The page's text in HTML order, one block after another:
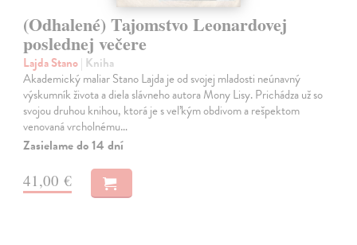
(Odhalené) Tajomstvo Leonardovej
poslednej večere
Lajda Stano| Kniha
Akademický maliar Stano Lajda je od svojej mladosti neúnavný
výskumník života a diela slávneho autora Mony Lisy. Prichádza už so
svojou druhou knihou, ktorá je s veľkým obdivom a rešpektom
venovaná vrcholnému…
Zasielame do 14 dní
41,00 €